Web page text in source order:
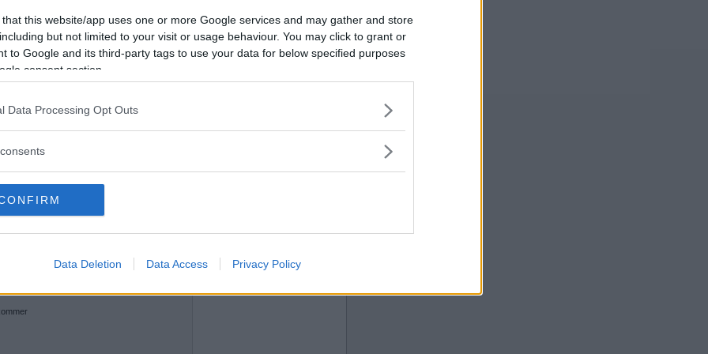
that this website/app uses one or more Google services and may gather and store
but not limited to your visit or usage behaviour. You may click to grant or
to Google and its third-party tags to use your data for below specified purposes
consent section.
Data Processing Opt Outs
Data Deletion Data Access Privacy Policy
till?
2020-12-22 14:43
Vill du bli
medlem?